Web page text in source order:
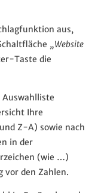
aus,
„Website
Taste die
Auswahlliste
Ihre
Z-A) sowie nach
in der
(wie …)
vor den Zahlen.